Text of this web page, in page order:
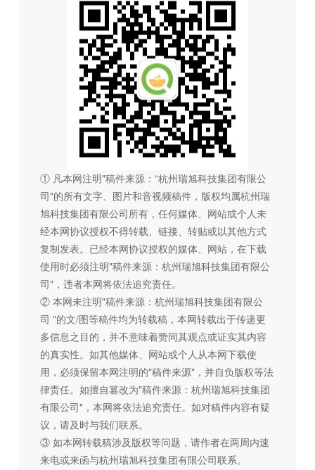
① 凡本网注明"稿件来源：“杭州瑞旭科技集团有限公
司"的所有文字、图片和音视频稿件，版权均属杭州瑞
旭科技集团有限公司所有，任何媒体、网站或个人未
经本网协议授权不得转载、链接、转贴或以其他方式
复制发表。已经本网协议授权的媒体、网站，在下载
使用时必须注明"稿件来源：杭州瑞旭科技集团有限公
司"，违者本网将依法追究责任。
② 本网未注明"稿件来源：杭州瑞旭科技集团有限公
司 "的文/图等稿件均为转载稿，本网转载出于传递更
多信息之目的，并不意味着赞同其观点或证实其内容
的真实性。如其他媒体、网站或个人从本网下载使
用，必须保留本网注明的"稿件来源"，并自负版权等法
律责任。如擅自篡改为"稿件来源：杭州瑞旭科技集团
有限公司"，本网将依法追究责任。如对稿件内容有疑
议，请及时与我们联系。
③ 如本网转载稿涉及版权等问题，请作者在两周内速
来电或来函与杭州瑞旭科技集团有限公司联系。